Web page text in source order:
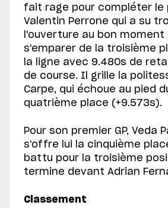
fait rage pour compléter le
Valentin Perrone qui a su
l'ouverture au bon moment
s'emparer de la troisième
la ligne avec 9.480s de
de course. Il grille la
Carpe, qui échoue au pied
quatrième place (+9.573s).
Pour son premier GP, Veda
s'offre lui la cinquième
battu pour la troisième
termine devant Adrian
Classement